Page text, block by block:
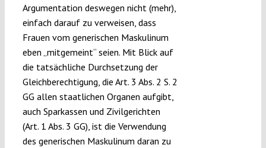
Argumentation deswegen nicht (mehr),
einfach darauf zu verweisen, dass
Frauen vom generischen Maskulinum
eben „mitgemeint“ seien. Mit Blick auf
die tatsächliche Durchsetzung der
Gleichberechtigung, die Art. 3 Abs. 2 S. 2
GG allen staatlichen Organen aufgibt,
auch Sparkassen und Zivilgerichten
(Art. 1 Abs. 3 GG), ist die Verwendung
des generischen Maskulinum daran zu